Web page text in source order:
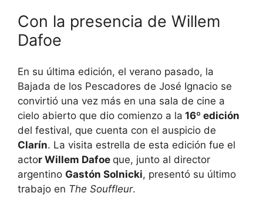
Con la presencia de Willem
Dafoe
En su última edición, el verano pasado, la
Bajada de los Pescadores de José Ignacio se
convirtió una vez más en una sala de cine a
cielo abierto que dio comienzo a la 16º edición
del festival, que cuenta con el auspicio de
Clarín. La visita estrella de esta edición fue el
actor Willem Dafoe que, junto al director
argentino Gastón Solnicki, presentó su último
trabajo en The Souffleur.